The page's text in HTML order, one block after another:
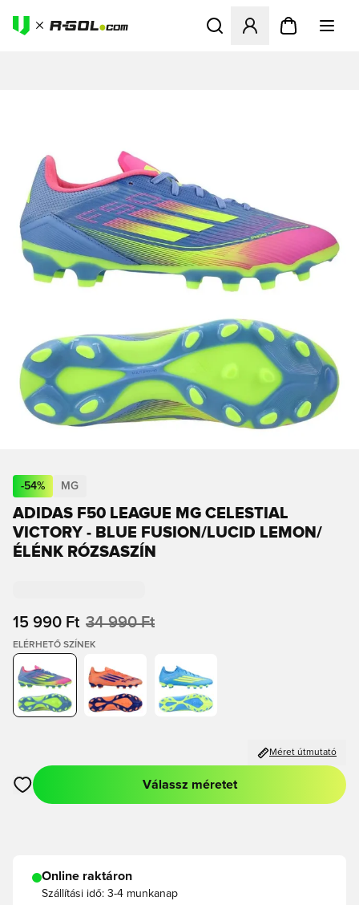
Megnyit egy modált a
-54% MG
ADIDAS F50 LEAGUE MG CELESTIAL
VICTORY - BLUE FUSION/LUCID LEMON/
ÉLÉNK RÓZSASZÍN
15 990 Ft 34 990 Ft
ELÉRHETŐ SZÍNEK
Méret útmutató
Megnyit egy modált a bejelentkezéshez vagy a tagként való
Válassz méretet
Online raktáron
Szállítási idő: 3-4 munkanap